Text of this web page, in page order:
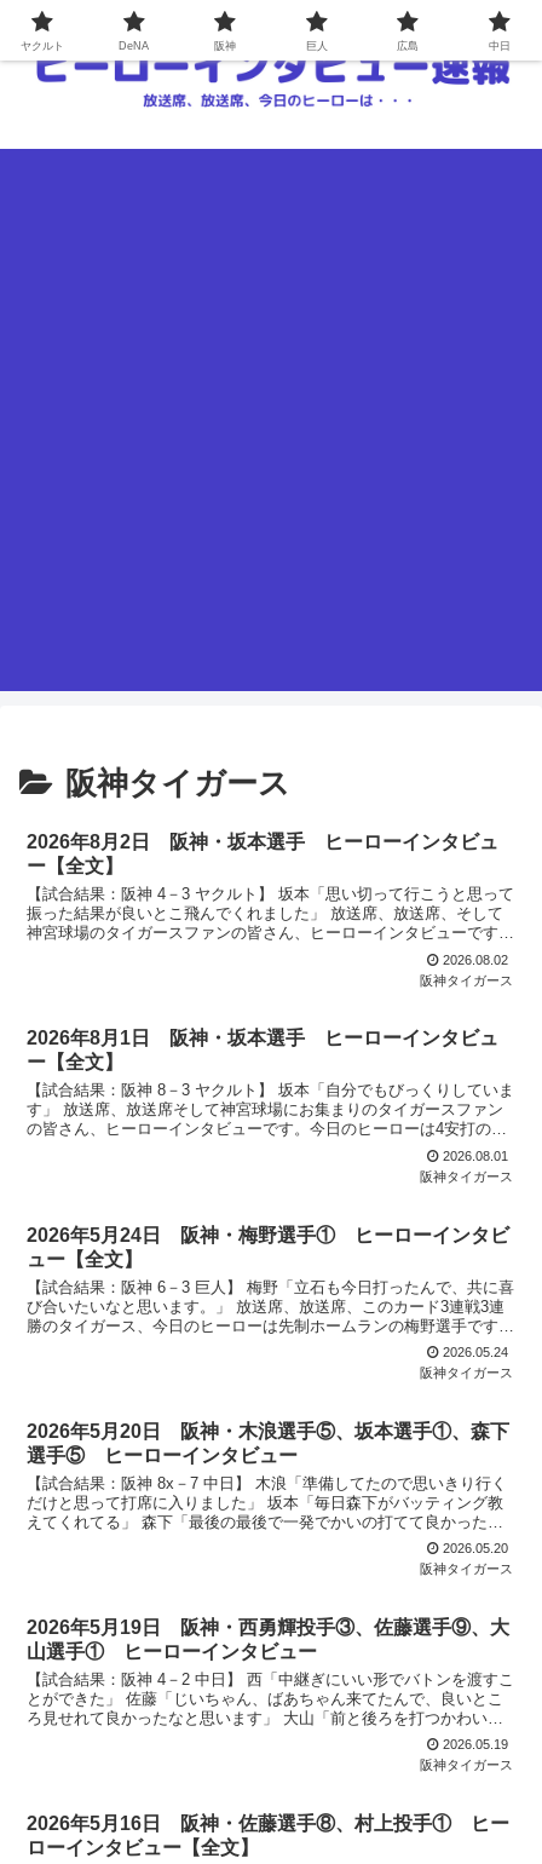
阪神タイガース
2026年8月2日 阪神・坂本選手 ヒーローインタビュ
ー【全文】
【試合結果：阪神 4－3 ヤクルト】 坂本「思い切って行こうと思って
振った結果が良いとこ飛んでくれました」 放送席、放送席、そして
神宮球場のタイガースファンの皆さん、ヒーローインタビューです。
2026.08.02
阪神タイガース
2026年8月1日 阪神・坂本選手 ヒーローインタビュ
ー【全文】
【試合結果：阪神 8－3 ヤクルト】 坂本「自分でもびっくりしていま
す」 放送席、放送席そして神宮球場にお集まりのタイガースファン
の皆さん、ヒーローインタビューです。今日のヒーローは4安打の活
2026.08.01
阪神タイガース
2026年5月24日 阪神・梅野選手① ヒーローインタビ
ュー【全文】
【試合結果：阪神 6－3 巨人】 梅野「立石も今日打ったんで、共に喜
び合いたいなと思います。」 放送席、放送席、このカード3連戦3連
勝のタイガース、今日のヒーローは先制ホームランの梅野選手です。
2026.05.24
阪神タイガース
2026年5月20日 阪神・木浪選手⑤、坂本選手①、森下
選手⑤ ヒーローインタビュー
【試合結果：阪神 8x－7 中日】 木浪「準備してたので思いきり行く
だけと思って打席に入りました」 坂本「毎日森下がバッティング教
えてくれてる」 森下「最後の最後で一発でかいの打てて良かったな
2026.05.20
阪神タイガース
2026年5月19日 阪神・西勇輝投手③、佐藤選手⑨、大
山選手① ヒーローインタビュー
【試合結果：阪神 4－2 中日】 西「中継ぎにいい形でバトンを渡すこ
とができた」 佐藤「じいちゃん、ばあちゃん来てたんで、良いとこ
ろ見せれて良かったなと思います」 大山「前と後ろを打つかわいい
2026.05.19
阪神タイガース
2026年5月16日 阪神・佐藤選手⑧、村上投手① ヒー
ローインタビュー【全文】
ヤクルト DeNA 阪神 巨人 広島 中日